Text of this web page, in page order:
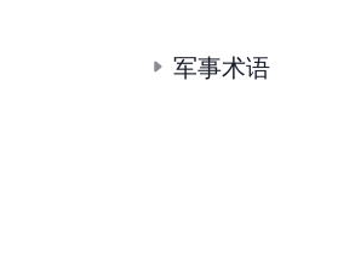
军事术语